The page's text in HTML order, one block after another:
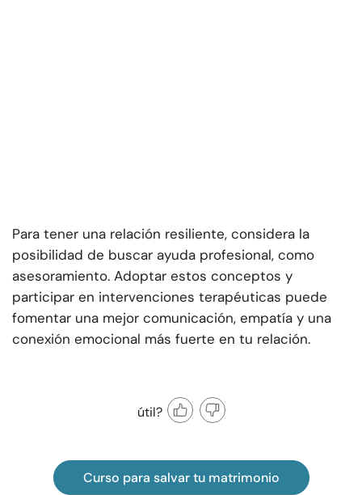
Para tener una relación resiliente, considera la
posibilidad de buscar ayuda profesional, como
asesoramiento. Adoptar estos conceptos y
participar en intervenciones terapéuticas puede
fomentar una mejor comunicación, empatía y una
conexión emocional más fuerte en tu relación.
útil?
Curso para salvar tu matrimonio